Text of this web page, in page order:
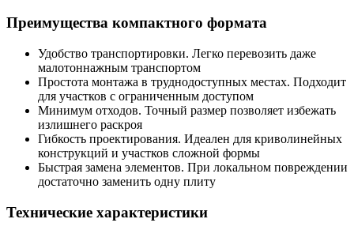
Преимущества компактного формата
Удобство транспортировки. Легко перевозить даже
малотоннажным транспортом
Простота монтажа в труднодоступных местах. Подходит
для участков с ограниченным доступом
Минимум отходов. Точный размер позволяет избежать
излишнего раскроя
Гибкость проектирования. Идеален для криволинейных
конструкций и участков сложной формы
Быстрая замена элементов. При локальном повреждении
достаточно заменить одну плиту
Технические характеристики